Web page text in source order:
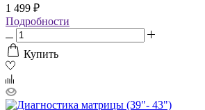
1 499 ₽
Подробности
Купить